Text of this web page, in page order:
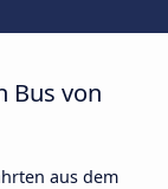
Bus von
aus dem